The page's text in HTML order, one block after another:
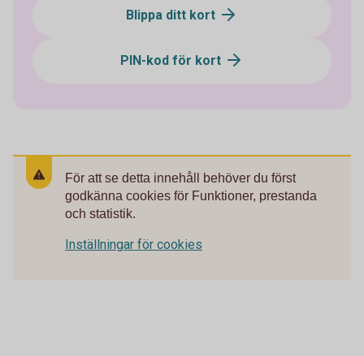
Blippa ditt kort
PIN-kod för kort
För att se detta innehåll behöver du först
godkänna cookies för Funktioner, prestanda
och statistik.
Inställningar för cookies